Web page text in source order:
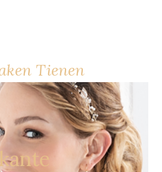
Tienen